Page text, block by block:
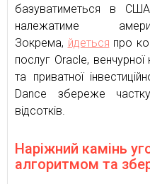
базуватиметься в
належатиме
Зокрема, йдеться про
послуг Oracle,
та приватної
Dance збереже
відсотків.
Наріжний камінь
алгоритмом та